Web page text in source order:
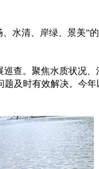
水清、岸绿、景美”
查。聚焦水质状况、
及时有效解决。今年